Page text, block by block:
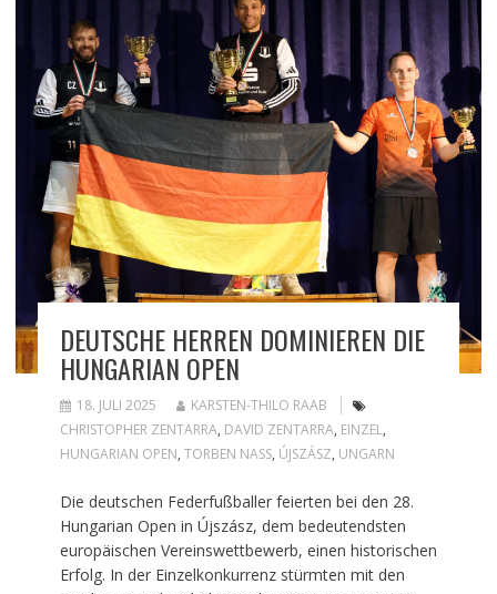
DEUTSCHE HERREN DOMINIEREN DIE
HUNGARIAN OPEN
18. JULI 2025
KARSTEN-THILO RAAB
CHRISTOPHER ZENTARRA, DAVID ZENTARRA, EINZEL,
HUNGARIAN OPEN, TORBEN NASS, ÚJSZÁSZ, UNGARN
Die deutschen Federfußballer feierten bei den 28.
Hungarian Open in Újszász, dem bedeutendsten
europäischen Vereinswettbewerb, einen historischen
Erfolg. In der Einzelkonkurrenz stürmten mit den